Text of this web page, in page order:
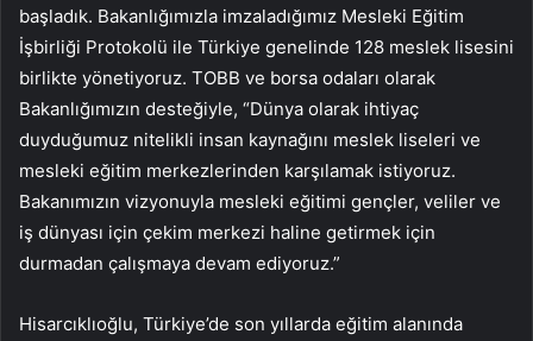
başladık. Bakanlığımızla imzaladığımız Mesleki Eğitim
İşbirliği Protokolü ile Türkiye genelinde 128 meslek lisesini
birlikte yönetiyoruz. TOBB ve borsa odaları olarak
Bakanlığımızın desteğiyle, “Dünya olarak ihtiyaç
duyduğumuz nitelikli insan kaynağını meslek liseleri ve
mesleki eğitim merkezlerinden karşılamak istiyoruz.
Bakanımızın vizyonuyla mesleki eğitimi gençler, veliler ve
iş dünyası için çekim merkezi haline getirmek için
durmadan çalışmaya devam ediyoruz.”
Hisarcıklıoğlu, Türkiye’de son yıllarda eğitim alanında